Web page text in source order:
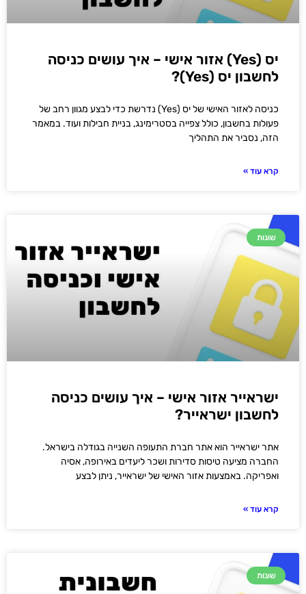
יס (Yes) אזור אישי – איך עושים כניסה
לחשבון יס (Yes)?
כניסה לאזור האישי של יס (Yes) נדרשת כדי לבצע מגוון רחב של
פעולות בחשבון, כולל צפייה בסטרימינג, בניית חבילות ועוד. במאמר
הזה, נסביר את התהליך
קרא עוד »
שונות
ישראייר אזור אישי – איך עושים כניסה
לחשבון ישראייר?
אתר ישראייר הוא אתר חברת התעופה השנייה בגודלה בישראל.
החברה מציעה טיסות סדירות ושכר ליעדים באירופה, אסיה
ואפריקה. באמצעות אזור האישי של ישראייר, ניתן לבצע
קרא עוד »
שונות